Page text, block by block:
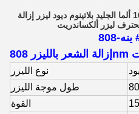
إزالة الشعر الدائمة 808 755 1064 ألما الجليد بلاتينوم ديود ليزر إزالة
ليزر ألكساندريت
808
نوع الليزر
طول موجة الليزر
القوة